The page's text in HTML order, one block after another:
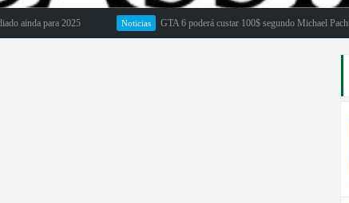
2025 Noticias GTA 6 poderá custar 100$ segundo Michael Pachter